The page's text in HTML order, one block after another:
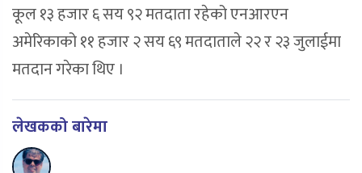
कूल १३ हजार ६ सय ९२ मतदाता रहेको एनआरएन
अमेरिकाको ११ हजार २ सय ६९ मतदाताले २२ र २३ जुलाईमा
मतदान गरेका थिए ।
लेखकको बारेमा